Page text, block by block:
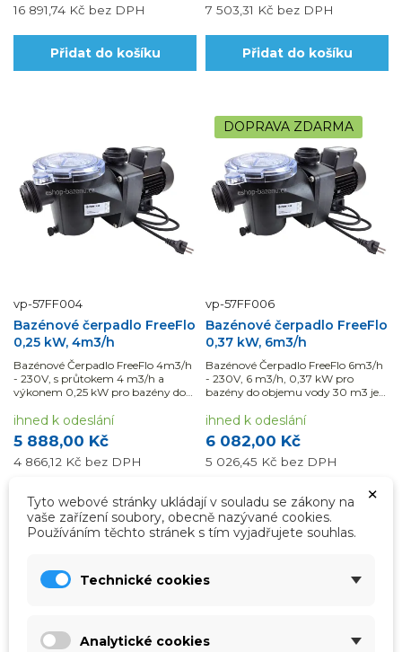
16 891,74 Kč bez DPH
Přidat do košíku
7 503,31 Kč bez DPH
Přidat do košíku
vp-57FF004
Bazénové čerpadlo FreeFlo
0,25 kW, 4m3/h
Bazénové Čerpadlo FreeFlo 4m3/h
- 230V, s průtokem 4 m3/h a
výkonem 0,25 kW pro bazény do
samonasávací a lze jej použít
pouze na sladkou vodu.
5 888,00 Kč
4 866,12 Kč bez DPH
ihned k odeslání
Přidat do košíku
DOPRAVA ZDARMA
vp-57FF006
Bazénové čerpadlo FreeFlo
0,37 kW, 6m3/h
Bazénové Čerpadlo FreeFlo 6m3/h
- 230V, 6 m3/h, 0,37 kW pro
bazény do objemu vody 30 m3 je
pouze na sladkou vody.
6 082,00 Kč
5 026,45 Kč bez DPH
ihned k odeslání
Přidat do košíku
DOPRAVA ZDARMA DOPRAVA ZDARMA
×
Tyto webové stránky ukládají v souladu se zákony na
vaše zařízení soubory, obecně nazývané cookies.
Používáním těchto stránek s tím vyjadřujete souhlas.
Technické cookies
Analytické cookies